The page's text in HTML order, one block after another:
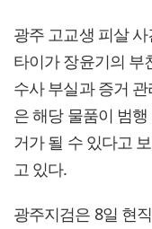
광주 고교생 피살
타이가 장윤기의 부
수사 부실과 증거
은 해당 물품이 범
거가 될 수 있다고
고 있다.
광주지검은 8일 현